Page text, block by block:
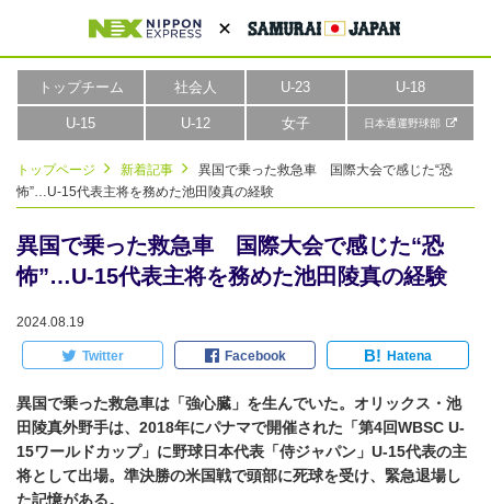
トップチーム 社会人 U-23 U-18
U-15 U-12 女子 日本通運野球部
トップページ 新着記事
異国で乗った救急車 国際大会で感じた“恐
怖”…U-15代表主将を務めた池田陵真の経験
異国で乗った救急車 国際大会で感じた“恐
怖”…U-15代表主将を務めた池田陵真の経験
2024.08.19
Twitter Facebook B! Hatena
異国で乗った救急車は「強心臓」を生んでいた。オリックス・池
田陵真外野手は、2018年にパナマで開催された「第4回WBSC U-
15ワールドカップ」に野球日本代表「侍ジャパン」U-15代表の主
将として出場。準決勝の米国戦で頭部に死球を受け、緊急退場し
た記憶がある。